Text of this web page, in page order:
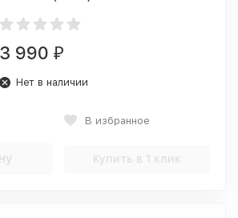
3 990 ₽
Нет в наличии
В избранное
Купить в 1 клик